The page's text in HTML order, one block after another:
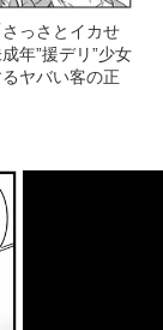
さっさとイカせ
年”援デリ”少女
ヤバい客の正